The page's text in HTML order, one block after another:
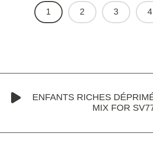
1 2 3 4
ENFANTS RICHES
MIX FOR